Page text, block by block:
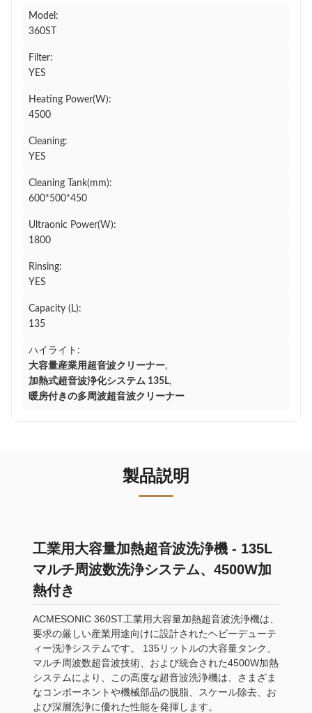
Model:
360ST
Filter:
YES
Heating Power(W):
4500
Cleaning:
YES
Cleaning Tank(mm):
600*500*450
Ultraonic Power(W):
1800
Rinsing:
YES
Capacity (L):
135
ハイライト:
大容量産業用超音波クリーナー,
加熱式超音波浄化システム 135L,
暖房付きの多周波超音波クリーナー
製品説明
工業用大容量加熱超音波洗浄機 - 135L
マルチ周波数洗浄システム、4500W加
熱付き
ACMESONIC 360ST工業用大容量加熱超音波洗浄機は、
要求の厳しい産業用途向けに設計されたヘビーデューテ
ィー洗浄システムです。 135リットルの大容量タンク、
マルチ周波数超音波技術、および統合された4500W加熱
システムにより、この高度な超音波洗浄機は、さまざま
なコンポーネントや機械部品の脱脂、スケール除去、お
よび深層洗浄に優れた性能を発揮します。